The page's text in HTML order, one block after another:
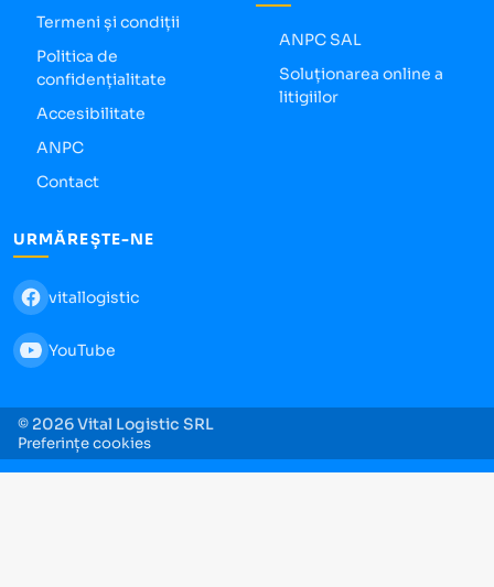
Termeni și condiții
Politica de
confidențialitate
Accesibilitate
ANPC
Contact
ANPC SAL
Soluționarea online a
litigiilor
URMĂREȘTE-NE
vitallogistic
YouTube
© 2026 Vital Logistic SRL
Preferințe cookies